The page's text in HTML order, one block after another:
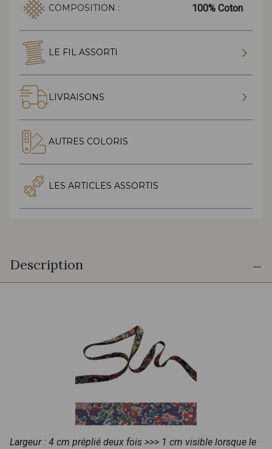
COMPOSITION : 100% Coton
LE FIL ASSORTI
LIVRAISONS
AUTRES COLORIS
LES ARTICLES ASSORTIS
Description
Largeur : 4 cm préplié deux fois >>> 1 cm visible lorsque le